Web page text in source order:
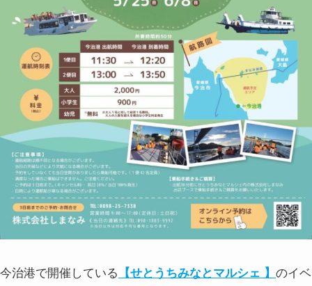
今治港で開催している 【せとうちみなとマルシェ 】 のイベ